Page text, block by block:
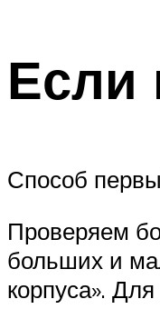
Если
Способ
Проверяем
больших и
корпуса».